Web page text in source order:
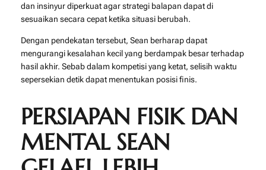
dan insinyur diperkuat agar strategi balapan dapat di
sesuaikan secara cepat ketika situasi berubah.
Dengan pendekatan tersebut, Sean berharap dapat
mengurangi kesalahan kecil yang berdampak besar terhadap
hasil akhir. Sebab dalam kompetisi yang ketat, selisih waktu
sepersekian detik dapat menentukan posisi finis.
PERSIAPAN FISIK DAN
MENTAL SEAN